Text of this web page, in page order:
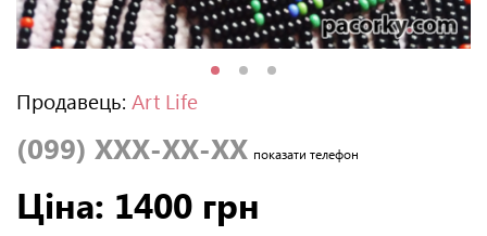
Продавець: Art Life
(099) XXX-XX-XX показати телефон
Ціна: 1400 грн